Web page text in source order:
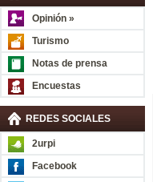
Opinión »
Turismo
Notas de prensa
Encuestas
REDES SOCIALES
2urpi
Facebook